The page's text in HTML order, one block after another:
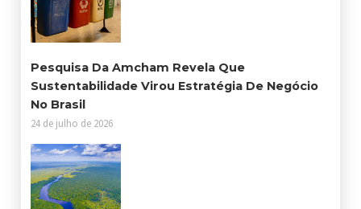
Pesquisa Da Amcham Revela Que
Sustentabilidade Virou Estratégia De Negócio
No Brasil
24 de julho de 2026